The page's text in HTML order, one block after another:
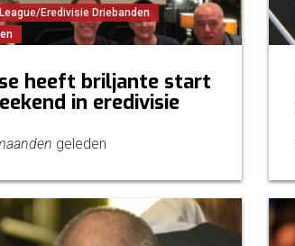
Eredivisie Driebanden
heeft briljante start
in eredivisie
geleden